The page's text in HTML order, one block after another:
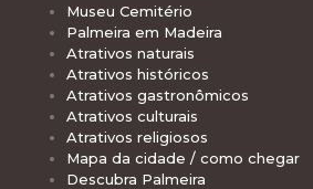
Museu Cemitério
Palmeira em Madeira
Atrativos naturais
Atrativos históricos
Atrativos gastronômicos
Atrativos culturais
Atrativos religiosos
Mapa da cidade / como chegar
Descubra Palmeira